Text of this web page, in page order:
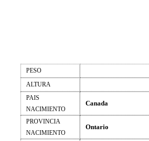
PESO
ALTURA
PAIS
NACIMIENTO
Canada
PROVINCIA
NACIMIENTO
Ontario